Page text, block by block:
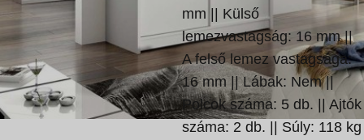
mm || Külső
lemezvastagság: 16 mm ||
A felső lemez vastagsága:
16 mm || Lábak: Nem ||
Polcok száma: 5 db. || Ajtók
száma: 2 db. || Súly: 118 kg